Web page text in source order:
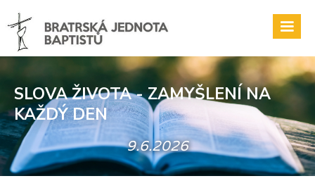
SLOVA ŽIVOTA - ZAMYŠLENÍ NA
KAŽDÝ DEN
9.6.2026